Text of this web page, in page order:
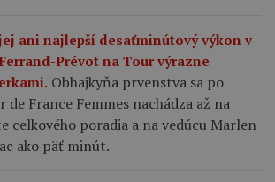
ani najlepší desaťminútový výkon v
Prévot na Tour výrazne
Obhajkyňa prvenstva sa po
de France Femmes nachádza až na
celkového poradia a na vedúcu Marlen
ako päť minút.